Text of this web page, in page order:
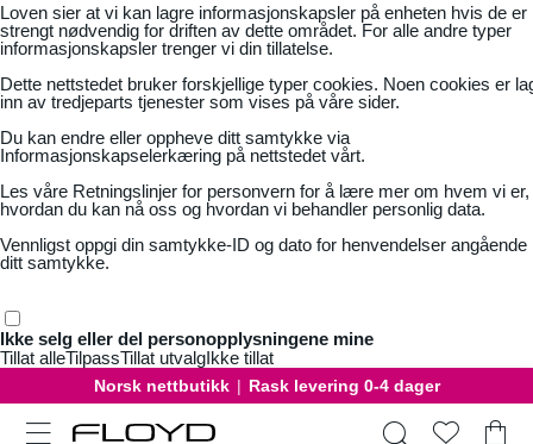
Loven sier at vi kan lagre informasjonskapsler på enheten hvis de er
strengt nødvendig for driften av dette området. For alle andre typer
informasjonskapsler trenger vi din tillatelse.
Dette nettstedet bruker forskjellige typer cookies. Noen cookies er
inn av tredjeparts tjenester som vises på våre sider.
Du kan endre eller oppheve ditt samtykke via
Informasjonskapselerkæring på nettstedet vårt.
Les våre Retningslinjer for personvern for å lære mer om hvem vi er,
hvordan du kan nå oss og hvordan vi behandler personlig data.
Vennligst oppgi din samtykke-ID og dato for henvendelser angående
ditt samtykke.
Ikke selg eller del personopplysningene mine
Tillat alleTilpassTillat utvalgIkke tillat
Norsk nettbutikk | Rask levering 0-4 dager